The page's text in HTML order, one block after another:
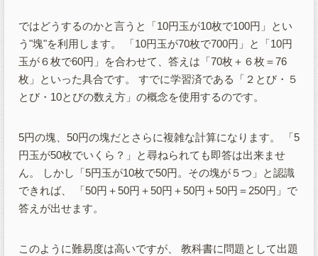
ではどうするのかと言うと「10円玉が10枚で100円」とい
う"塊"を利用します。 「10円玉が70枚で700円」と「10円
玉が６枚で60円」を合わせて、答えは「70枚＋６枚＝76
枚」といった具合です。 すでに学習済である「２とび・５
とび・10とびの数え方」の概念を使用するのです。
5円の塊、50円の塊だとさらに複雑な計算になります。 「5
円玉が50枚でいくら？」と尋ねられても即答は出来ませ
ん。 しかし「5円玉が10枚で50円。その塊が５つ」と認識
できれば、 「50円＋50円＋50円＋50円＋50円＝250円」で
答えが出せます。
このように難易度は高いですが、 教科書に問題として出題